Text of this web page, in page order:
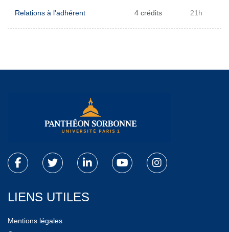
Relations à l'adhérent 4 crédits 21h
LIENS UTILES
Mentions légales